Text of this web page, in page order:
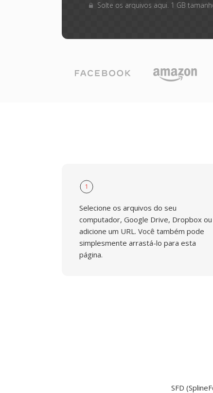
Solte os arquivos aqui. 1 GB
1
Selecione os arquivos do seu
computador, Google Drive, Dropbox ou
adicione um URL. Você também pode
simplesmente arrastá-lo para esta
página.
SFD